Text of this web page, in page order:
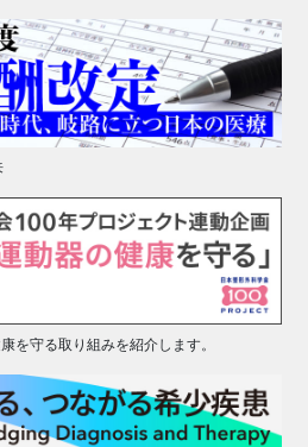
を守る取り組みを紹介します。